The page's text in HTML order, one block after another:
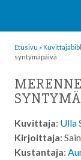
Etusivu »
syntymäpäivä
Kuvittaja: Ulla
Kirjoittaja:
Kustantaja: